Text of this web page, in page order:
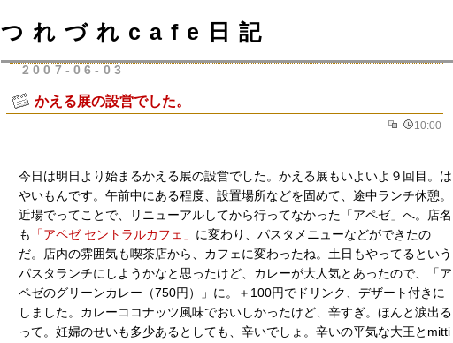
つれづれcafe日記
2007-06-03
かえる展の設営でした。
10:00
今日は明日より始まるかえる展の設営でした。かえる展もいよいよ９回目。は
やいもんです。午前中にある程度、設置場所などを固めて、途中ランチ休憩。
近場でってことで、リニューアルしてから行ってなかった「アペゼ」へ。店名
も
「アペゼ セントラルカフェ」 に変わり、パスタメニューなどができたの
だ。店内の雰囲気も喫茶店から、カフェに変わったね。土日もやってるという
パスタランチにしようかなと思ったけど、カレーが大人気とあったので、「ア
ペゼのグリーンカレー（750円）」に。＋100円でドリンク、デザート付きに
しました。カレーココナッツ風味でおいしかったけど、辛すぎ。ほんと涙出る
って。妊婦のせいも多少あるとしても、辛いでしょ。辛いの平気な大王とmitti